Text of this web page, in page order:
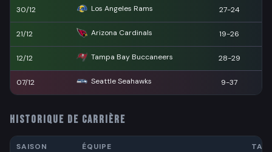
30/12 Los Angeles Rams 27-24
21/12 Arizona Cardinals 19-26
12/12 Tampa Bay Buccaneers 28-29
07/12 Seattle Seahawks 9-37
HISTORIQUE DE CARRIÈRE
SAISON ÉQUIPE